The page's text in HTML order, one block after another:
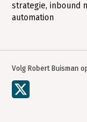
Volg Robert Buisman
strategie, inbound
automation